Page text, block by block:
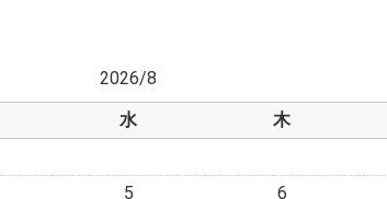
2026/8
水 木
5 6